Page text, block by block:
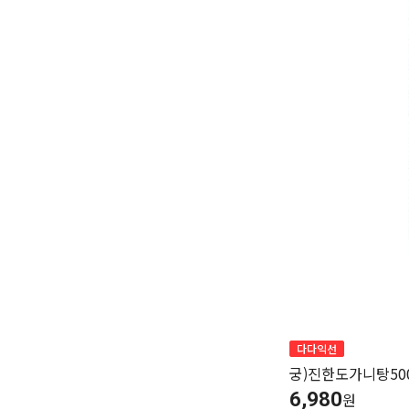
다다익선
궁)진한도가니탕
6,980원